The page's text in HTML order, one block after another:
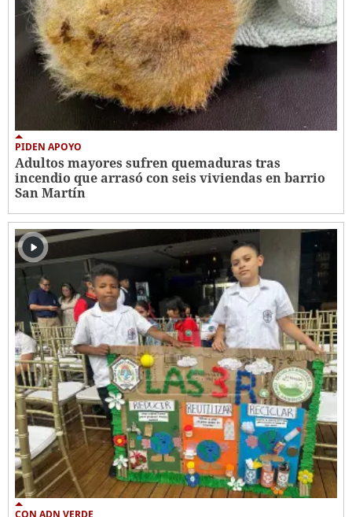
PIDEN APOYO
Adultos mayores sufren quemaduras tras
incendio que arrasó con seis viviendas en barrio
San Martín
CON ADN VERDE